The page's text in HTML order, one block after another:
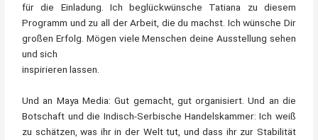
für die Einladung. Ich beglückwünsche Tatiana zu diesem
Programm und zu all der Arbeit, die du machst. Ich wünsche Dir
großen Erfolg. Mögen viele Menschen deine Ausstellung sehen
und sich
inspirieren lassen.
Und an Maya Media: Gut gemacht, gut organisiert. Und an die
Botschaft und die Indisch-Serbische Handelskammer: Ich weiß
zu schätzen, was ihr in der Welt tut, und dass ihr zur Stabilität